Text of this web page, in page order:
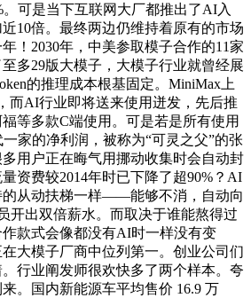
。可是当下互联网大厂都推出了AI入
10倍。最终两边仍维持着原有的市场
！2030年，中美参取模子合作的11家
多29版大模子，大模子行业就曾经展
的推理成本根基固定。MiniMax上
而AI行业即将送来使用迸发，先后推
等多款C端使用。可是若是所有使用
家的净利润，被称为“可灵之父”的张
用户正在晦气用挪动收集时会自动封
资费较2014年时已下降了超90%？AI
的从动扶梯一样——能够不消，自动向
开出双倍薪水。而取决于谁能熬得过
款式会像都没有AI时一样没有变
大模子厂商中位列第一。创业公司们
行业阐发师很欢快多了两个样本。夸
。国内新能源车平均售价 16.9 万